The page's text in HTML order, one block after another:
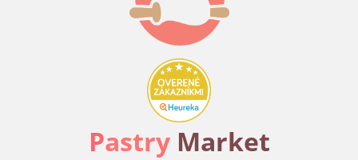
Pastry Market